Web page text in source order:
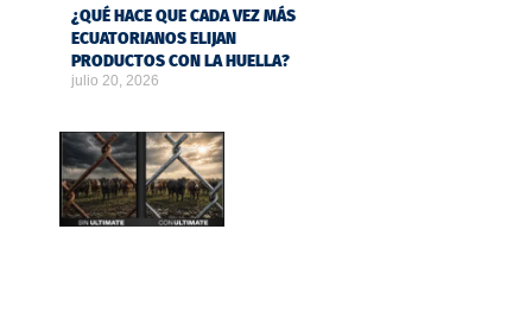
¿QUÉ HACE QUE CADA VEZ MÁS
ECUATORIANOS ELIJAN
PRODUCTOS CON LA HUELLA?
julio 20, 2026